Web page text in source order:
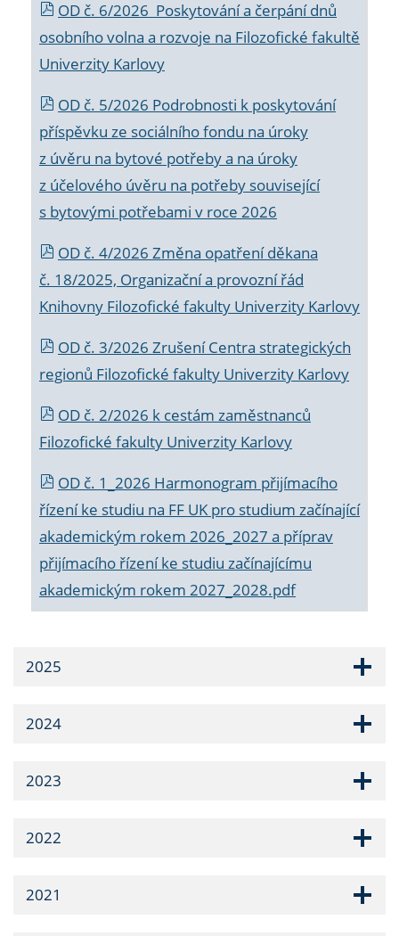
OD č. 6/2026 Poskytování a čerpání dnů
osobního volna a rozvoje na Filozofické fakultě
Univerzity Karlovy
OD č. 5/2026 Podrobnosti k poskytování
příspěvku ze sociálního fondu na úroky
z úvěru na bytové potřeby a na úroky
z účelového úvěru na potřeby související
s bytovými potřebami v roce 2026
OD č. 4/2026 Změna opatření děkana
č. 18/2025, Organizační a provozní řád
Knihovny Filozofické fakulty Univerzity Karlovy
OD č. 3/2026 Zrušení Centra strategických
regionů Filozofické fakulty Univerzity Karlovy
OD č. 2/2026 k cestám zaměstnanců
Filozofické fakulty Univerzity Karlovy
OD č. 1_2026 Harmonogram přijímacího
řízení ke studiu na FF UK pro studium začínající
akademickým rokem 2026_2027 a příprav
přijímacího řízení ke studiu začínajícímu
akademickým rokem 2027_2028.pdf
2025
2024
2023
2022
2021